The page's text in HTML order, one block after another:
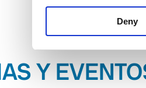
Deny
Y